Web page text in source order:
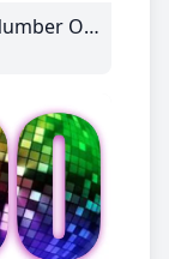
Alexia - Number One